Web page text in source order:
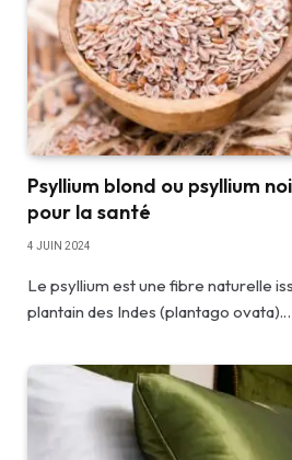
Psyllium blond ou psyllium
pour la santé
4 JUIN 2024
Le psyllium est une fibre naturelle
plantain des Indes (plantago